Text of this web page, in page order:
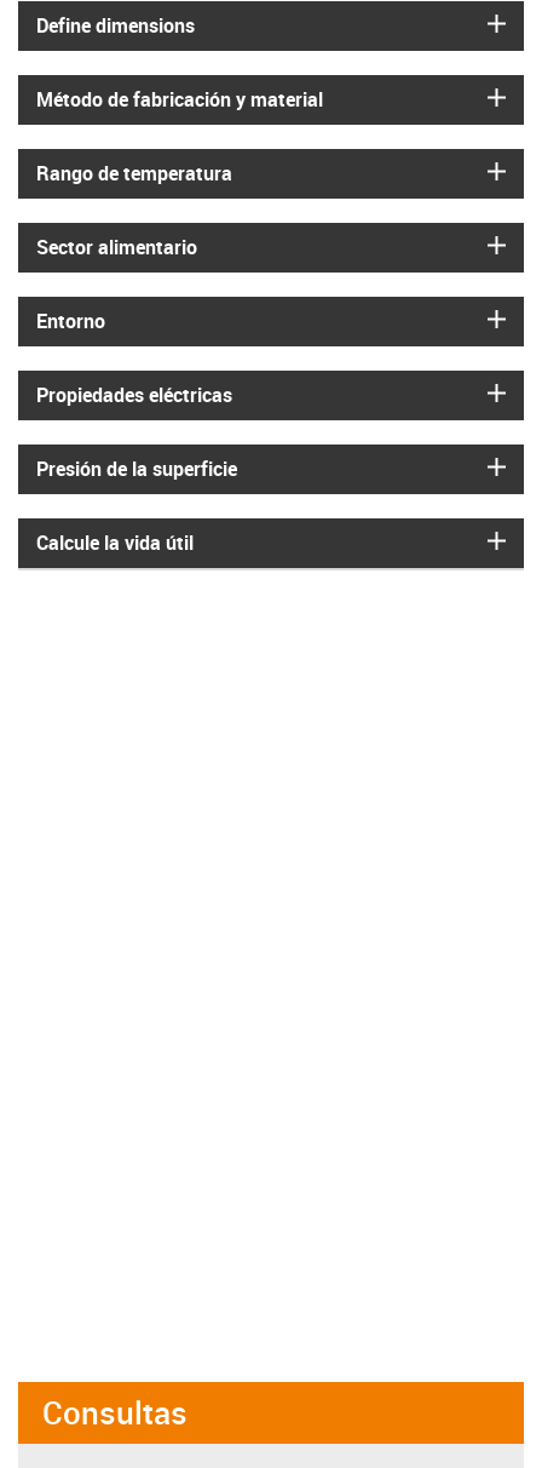
Define dimensions
Método de fabricación y material
Rango de temperatura
Sector alimentario
Entorno
Propiedades eléctricas
Presión de la superficie
Calcule la vida útil
Consultas